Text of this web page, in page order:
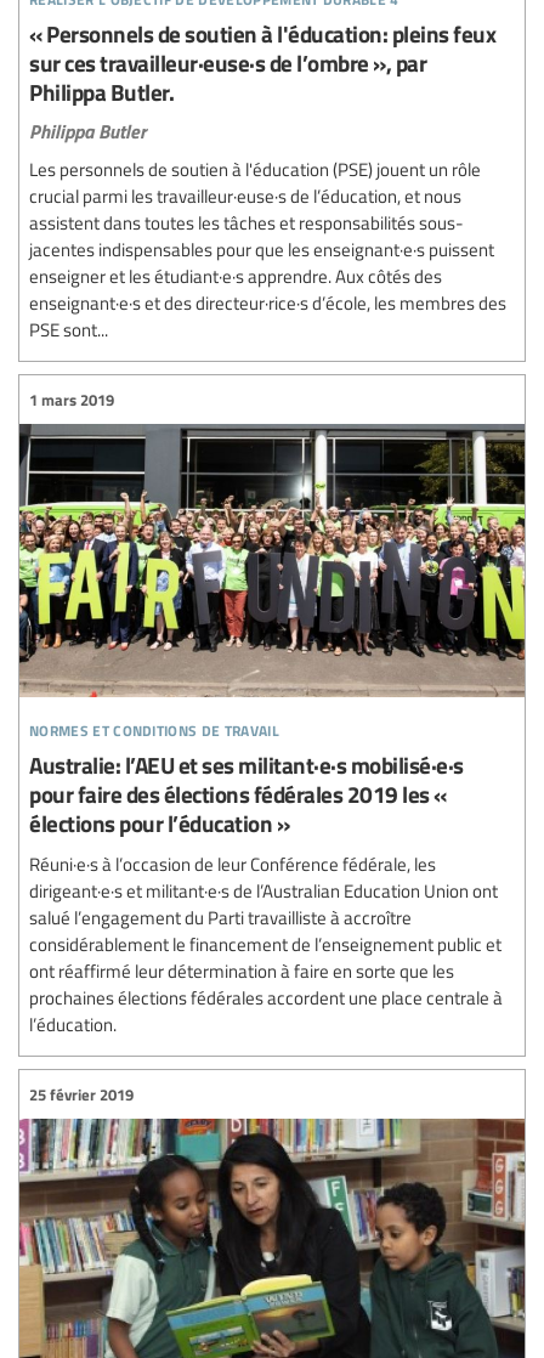
« Personnels de soutien à l'éducation: pleins feux
sur ces travailleur·euse·s de l’ombre », par
Philippa Butler.
Philippa Butler
Les personnels de soutien à l'éducation (PSE) jouent un rôle
crucial parmi les travailleur·euse·s de l’éducation, et nous
assistent dans toutes les tâches et responsabilités sous-
jacentes indispensables pour que les enseignant·e·s puissent
enseigner et les étudiant·e·s apprendre. Aux côtés des
enseignant·e·s et des directeur·rice·s d’école, les membres des
PSE sont...
normes et conditions de travail
1 mars 2019
Australie: l’AEU et ses militant·e·s mobilisé·e·s
pour faire des élections fédérales 2019 les «
élections pour l’éducation »
Réuni·e·s à l’occasion de leur Conférence fédérale, les
dirigeant·e·s et militant·e·s de l’Australian Education Union ont
salué l’engagement du Parti travailliste à accroître
considérablement le financement de l’enseignement public et
ont réaffirmé leur détermination à faire en sorte que les
prochaines élections fédérales accordent une place centrale à
l’éducation.
25 février 2019